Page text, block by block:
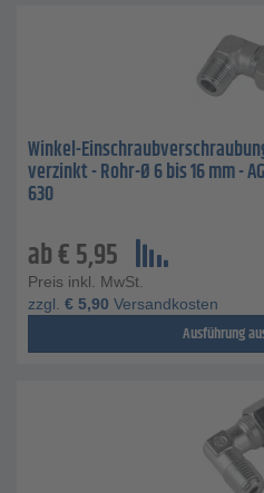
Winkel-
verzinkt - Rohr-Ø 6 bis 16 mm -
630
ab€5,95
Preis inkl. MwSt.
zzgl. € 5,90 Versandkosten
Ausführung